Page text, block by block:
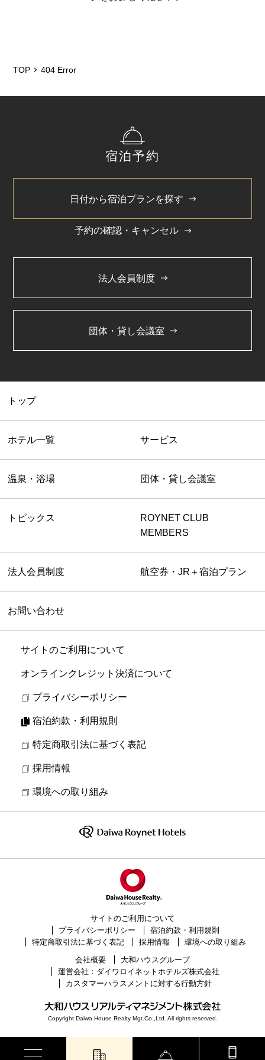
TOP 404 Error
宿泊予約
日付から宿泊プランを探す
予約の確認・キャンセル
法人会員制度
団体・貸し会議室
トップ
ホテル一覧 サービス
温泉・浴場 団体・貸し会議室
トピックス
ROYNET CLUB
MEMBERS
法人会員制度 航空券・JR＋宿泊プラン
お問い合わせ
サイトのご利用について
オンラインクレジット決済について
プライバシーポリシー
宿泊約款・利用規則
特定商取引法に基づく表記
採用情報
環境への取り組み
サイトのご利用について
プライバシーポリシー
宿泊約款・利用規則
特定商取引法に基づく表記
採用情報
環境への取り組み
会社概要
大和ハウスグループ
運営会社：ダイワロイネットホテルズ株式会社
カスタマーハラスメントに対する行動方針
Copyright Daiwa House Realty Mgt.Co.,Ltd. All rights reserved.